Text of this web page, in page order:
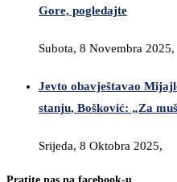
Gore, pogledajte
Subota, 8 Novembra 2025,
Jevto obavještavao
stanju, Bošković: „Za
Srijeda, 8 Oktobra 2025,